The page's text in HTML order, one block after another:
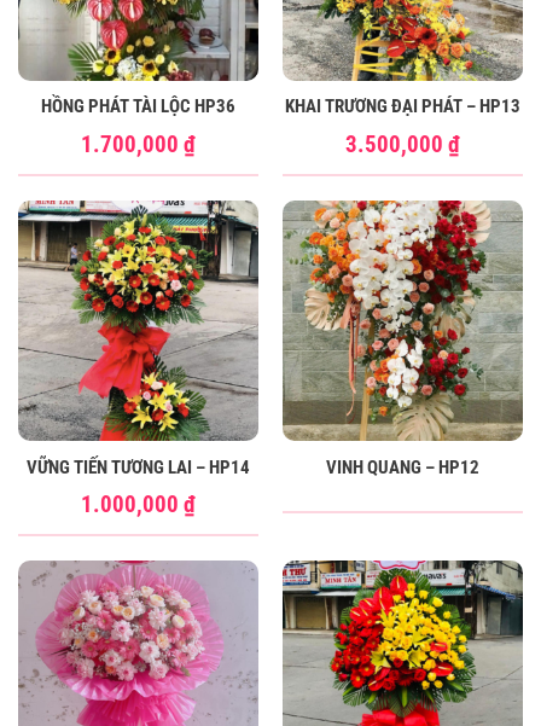
HỒNG PHÁT TÀI LỘC HP36
1.700,000 ₫
KHAI TRƯƠNG ĐẠI PHÁT – HP13
3.500,000 ₫
VỮNG TIẾN TƯƠNG LAI – HP14
1.000,000 ₫
VINH QUANG – HP12